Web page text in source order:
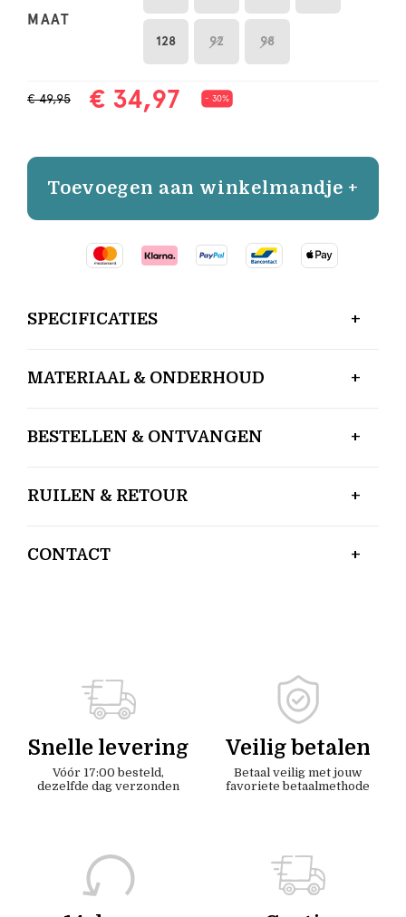
MAAT
128 92 98
€ 49,95 € 34,97 - 30%
Toevoegen aan winkelmandje +
SPECIFICATIES
MATERIAAL & ONDERHOUD
BESTELLEN & ONTVANGEN
RUILEN & RETOUR
CONTACT
Snelle levering
Vóór 17:00 besteld,
dezelfde dag verzonden
Veilig betalen
Betaal veilig met jouw
favoriete betaalmethode